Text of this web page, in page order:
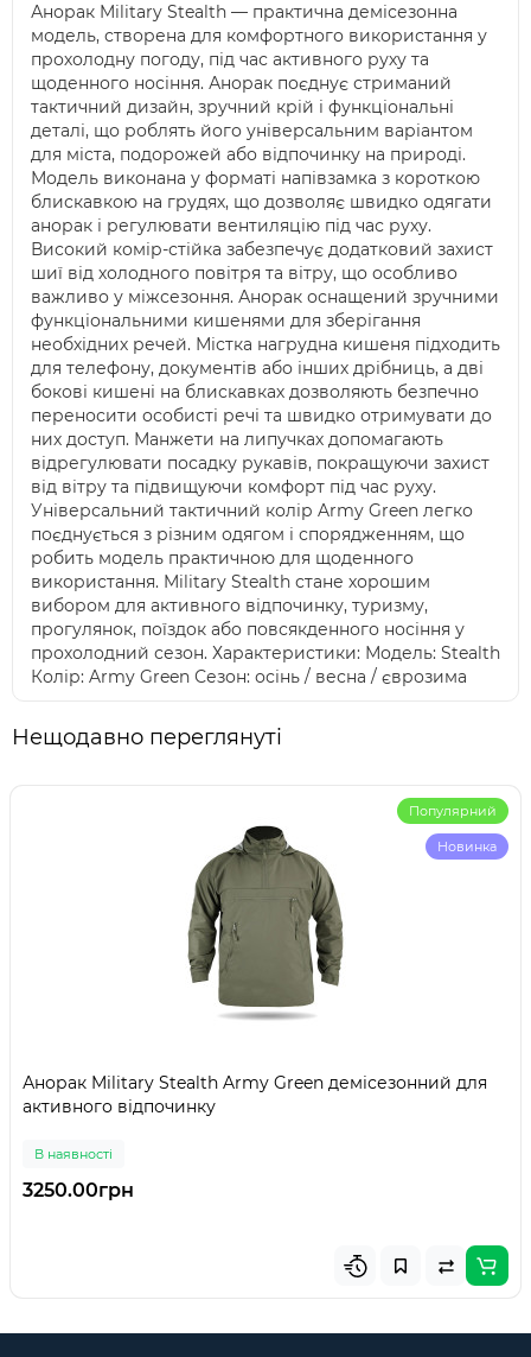
Анорак Military Stealth — практична демісезонна
модель, створена для комфортного використання у
прохолодну погоду, під час активного руху та
щоденного носіння. Анорак поєднує стриманий
тактичний дизайн, зручний крій і функціональні
деталі, що роблять його універсальним варіантом
для міста, подорожей або відпочинку на природі.
Модель виконана у форматі напівзамка з короткою
блискавкою на грудях, що дозволяє швидко одягати
анорак і регулювати вентиляцію під час руху.
Високий комір-стійка забезпечує додатковий захист
шиї від холодного повітря та вітру, що особливо
важливо у міжсезоння. Анорак оснащений зручними
функціональними кишенями для зберігання
необхідних речей. Містка нагрудна кишеня підходить
для телефону, документів або інших дрібниць, а дві
бокові кишені на блискавках дозволяють безпечно
переносити особисті речі та швидко отримувати до
них доступ. Манжети на липучках допомагають
відрегулювати посадку рукавів, покращуючи захист
від вітру та підвищуючи комфорт під час руху.
Універсальний тактичний колір Army Green легко
поєднується з різним одягом і спорядженням, що
робить модель практичною для щоденного
використання. Military Stealth стане хорошим
вибором для активного відпочинку, туризму,
прогулянок, поїздок або повсякденного носіння у
прохолодний сезон. Характеристики: Модель: Stealth
Колір: Army Green Сезон: осінь / весна / єврозима
Нещодавно переглянуті
Популярний
Новинка
Анорак Military Stealth Army Green демісезонний для
активного відпочинку
В наявності
3250.00грн